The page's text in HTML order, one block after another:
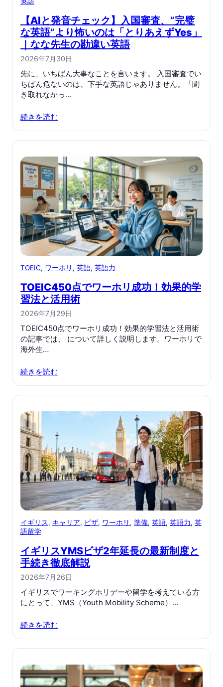
【AIと発音チェック】入国審査、”完璧
な英語”より怖いのは「とりあえずYes」
｜なな先生の勘違い英語
2026年7月30日
先に、いちばん大事なことを言います。 入国審査でい
ちばん危ないのは、下手な英語じゃありません。「聞
き取れなかっ…
続きを読む
TOEIC, ワーホリ , 英語, 英語力
TOEIC450点でワーホリ成功！効果的学
習法と活用術
2026年7月29日
TOEIC450点でワーホリ成功！効果的学習法と活用術
の記事では、 について詳しく説明します。ワーホリで
海外生…
続きを読む
イギリス, キャリア, ビザ, ワーホリ , 準備, 英語, 英語力, 英
語留学
イギリスYMSビザ2年延長の最新制度と
手続き徹底解説
2026年7月26日
イギリスでワーキングホリデーや留学を考えている方
にとって、YMS（Youth Mobility Scheme）…
続きを読む